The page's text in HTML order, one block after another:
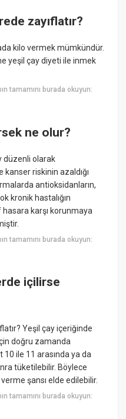
zayıflatır?
kilo vermek mümkündür.
yeşil çay diyeti ile inmek
tamamını burada okuyun:
ne olur?
düzenli olarak
kanser riskinin azaldığı
antioksidanların,
kronik hastalığın
karşı korunmaya
tamamını burada okuyun:
içilirse
Yeşil çay içeriğinde
doğru zamanda
ile 11 arasında ya da
tüketilebilir. Böylece
şansı elde edilebilir.
tamamını burada okuyun: